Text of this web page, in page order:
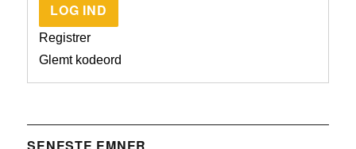
LOG IND
Registrer
Glemt kodeord
SENESTE EMNER